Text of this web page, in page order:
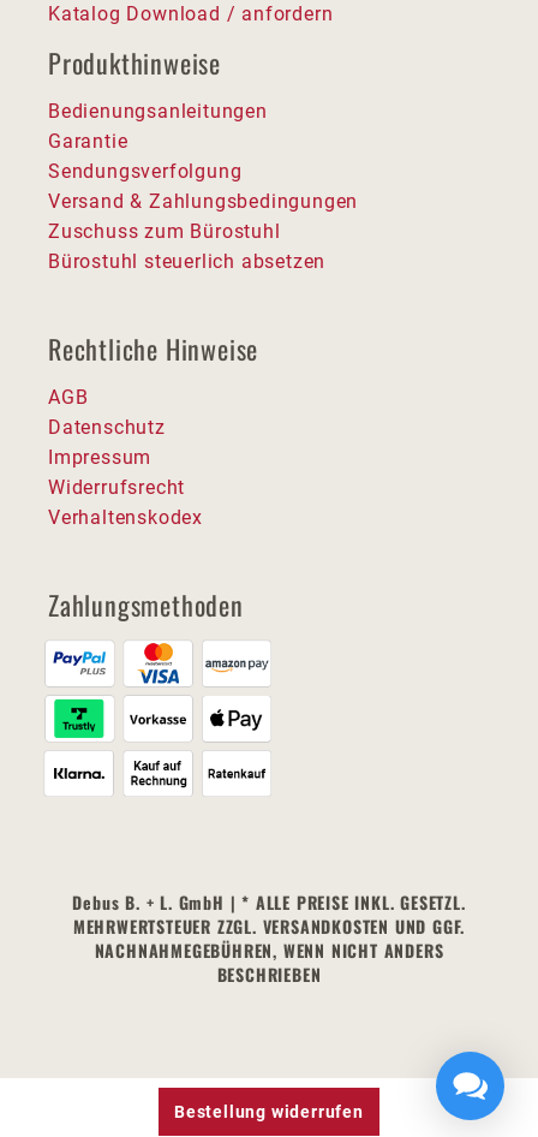
Katalog Download / anfordern
Produkthinweise
Bedienungsanleitungen
Garantie
Sendungsverfolgung
Versand & Zahlungsbedingungen
Zuschuss zum Bürostuhl
Bürostuhl steuerlich absetzen
Rechtliche Hinweise
AGB
Datenschutz
Impressum
Widerrufsrecht
Verhaltenskodex
Zahlungsmethoden
Debus B. + L. GmbH | * ALLE PREISE INKL. GESETZL.
MEHRWERTSTEUER ZZGL. VERSANDKOSTEN UND GGF.
NACHNAHMEGEBÜHREN, WENN NICHT ANDERS
BESCHRIEBEN
Bestellung widerrufen